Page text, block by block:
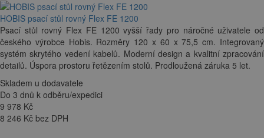
HOBIS psací stůl rovný Flex FE 1200
Psací stůl rovný Flex FE 1200 vyšší řady pro náročné uživatele od
českého výrobce Hobis. Rozměry 120 x 60 x 75,5 cm. Integrovaný
systém skrytého vedení kabelů. Moderní design a kvalitní zpracování
detailů. Úspora prostoru řetězením stolů. Prodloužená záruka 5 let.
Skladem u dodavatele
Do 3 dnů k odběru/expedici
9 978 Kč
8 246 Kč bez DPH